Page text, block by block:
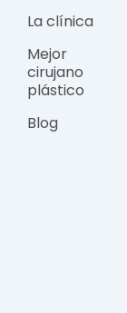
La clínica
Mejor
cirujano
plástico
Blog